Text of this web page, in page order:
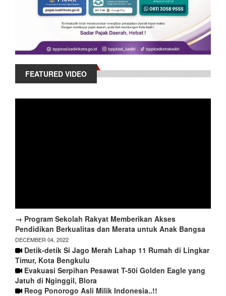
FEATURED VIDEO
→ Program Sekolah Rakyat Memberikan Akses
Pendidikan Berkualitas dan Merata untuk Anak Bangsa
DECEMBER 04, 2022
Detik-detik Si Jago Merah Lahap 11 Rumah di Lingkar
Timur, Kota Bengkulu
Evakuasi Serpihan Pesawat T-50i Golden Eagle yang
Jatuh di Nginggil, Blora
Reog Ponorogo Asli Milik Indonesia..!!